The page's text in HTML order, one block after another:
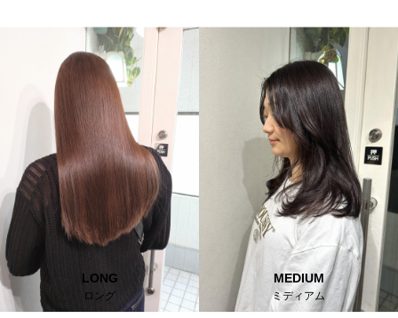
LONG
ロング
MEDIUM
ミディアム